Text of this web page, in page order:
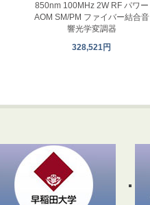
850nm 100MHz 2W RF パワー
AOM SM/PM ファイバー結合音
響光学変調器
328,521円